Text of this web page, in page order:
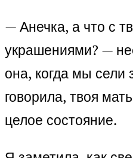
— Анечка, а что с
украшениями? —
она, когда мы
говорила, твоя
целое состояние.